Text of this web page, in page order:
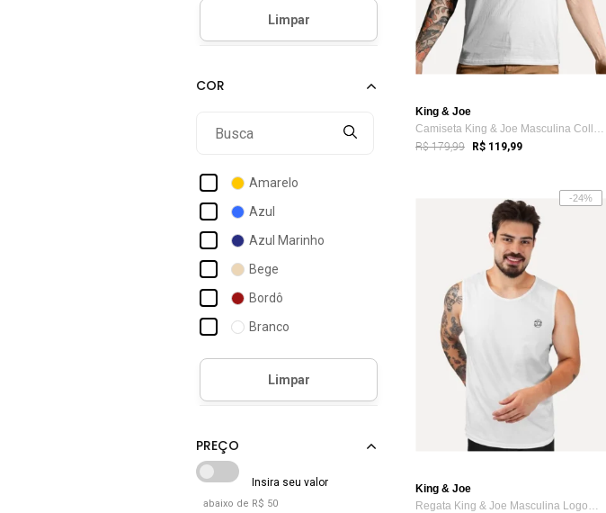
Acostamento Essentials
Ad Life Style
Amarelo
Azul
Azul Marinho
Bege
Bordô
Branco
Caramelo
Cinza
Jeans
abaixo de R$ 50
King & Joe
Camiseta King & Joe Masculina Collab The...
R$ 179,99 R$ 119,99
-24%
King & Joe
Regata King & Joe Masculina Logomania Ci...